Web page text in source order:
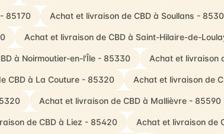
85170 Achat et livraison de CBD à Soullans -
Achat et livraison de CBD à Saint-Hilaire-de-
à Noirmoutier-en-l'Île - 85330 Achat et livraison
CBD à La Couture - 85320 Achat et livraison de
Achat et livraison de CBD à Mallièvre - 85590
de CBD à Liez - 85420 Achat et livraison de